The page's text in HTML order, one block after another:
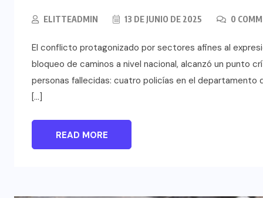
ELITTEADMIN 13 DE JUNIO DE 2025 0
El conflicto protagonizado por sectores afines al
bloqueo de caminos a nivel nacional, alcanzó un punto
personas fallecidas: cuatro policías en el departamento
[…]
READ MORE